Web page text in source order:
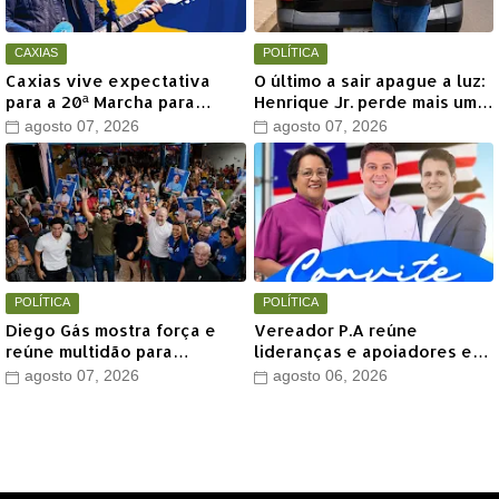
CAXIAS
Caxias vive expectativa
para a 20ª Marcha para
Jesus com show de Marcus
Salles
agosto 07, 2026
POLÍTICA
O último a sair apague a luz:
Henrique Jr. perde mais um
aliado em Timon
agosto 07, 2026
POLÍTICA
Diego Gás mostra força e
reúne multidão para
Othelino Neto e Marcos
agosto 07, 2026
POLÍTICA
Vereador P.A reúne
lideranças e apoiadores em
grande encontro político
agosto 06, 2026